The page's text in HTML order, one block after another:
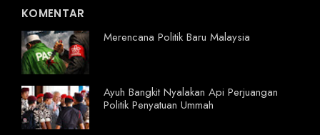
KOMENTAR
Merencana Politik Baru Malaysia
Ayuh Bangkit Nyalakan Api Perjuangan
Politik Penyatuan Ummah